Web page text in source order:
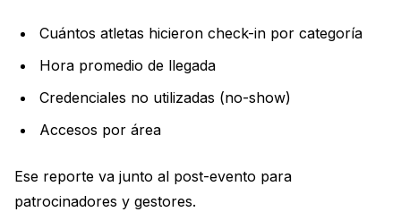
Cuántos atletas hicieron check-in por categoría
Hora promedio de llegada
Credenciales no utilizadas (no-show)
Accesos por área
Ese reporte va junto al post-evento para
patrocinadores y gestores.